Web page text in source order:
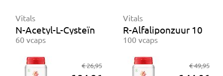
Vitals
N-Acetyl-L-Cysteïne 600 mg
60 vcaps
€ 26,95
Vitals
R-Alfaliponzuur 100 mg
100 vcaps
€ 49,95